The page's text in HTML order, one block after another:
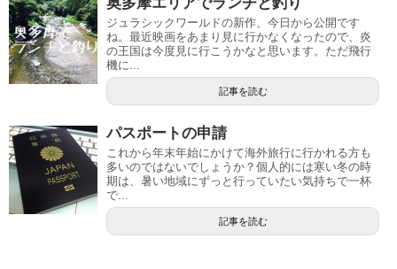
ジュラシックワールドの新作、今日から公開です
ね。最近映画をあまり見に行かなくなったので、炎
の王国は今度見に行こうかなと思います。ただ飛行
機に...
記事を読む
パスポートの申請
これから年末年始にかけて海外旅行に行かれる方も
多いのではないでしょうか？個人的には寒い冬の時
期は、暑い地域にずっと行っていたい気持ちで一杯
で...
記事を読む